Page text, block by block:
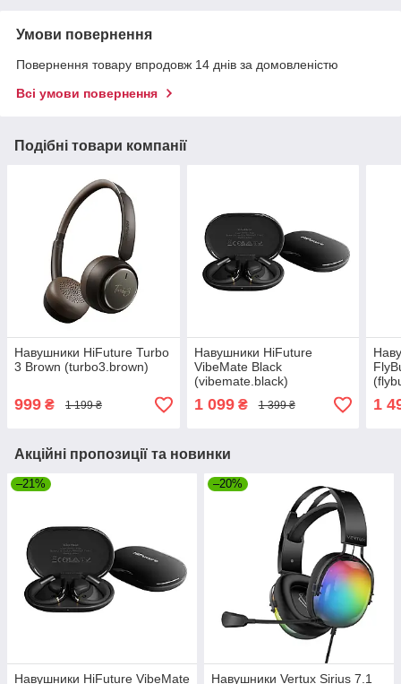
Умови повернення
Повернення товару впродовж 14 днів за домовленістю
Всі умови повернення
Подібні товари компанії
Навушники HiFuture Turbo
3 Brown (turbo3.brown)
999 ₴ 1 199 ₴
Навушники HiFuture
VibeMate Black
(vibemate.black)
1 099₴ 1 399 ₴ 1
Акційні пропозиції та новинки
–21%
Навушники HiFuture VibeMate
–20%
Навушники Vertux Sirius 7.1